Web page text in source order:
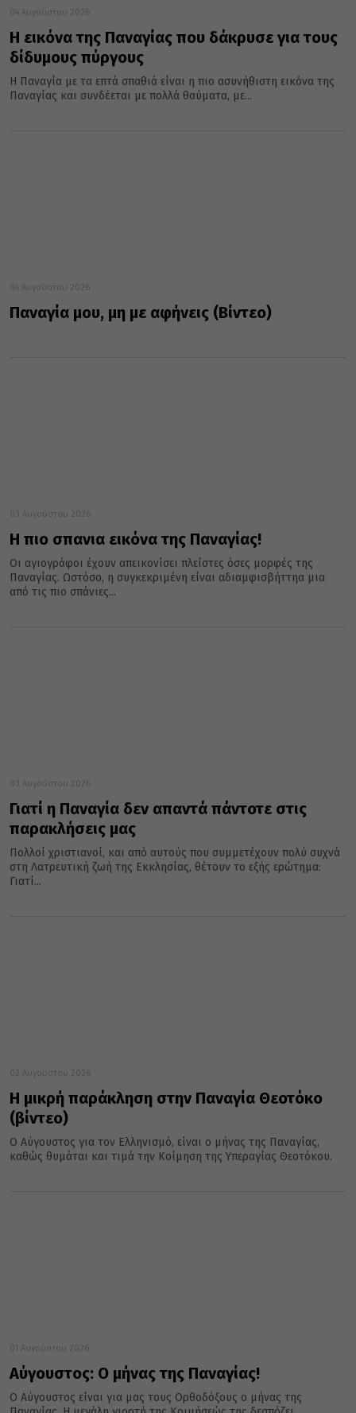
04 Αυγούστου 2026
Η εικόνα της Παναγίας που δάκρυσε για τους
δίδυμους πύργους
Η Παναγία με τα επτά σπαθιά είναι η πιο ασυνήθιστη εικόνα της
Παναγίας και συνδέεται με πολλά θαύματα, με...
04 Αυγούστου 2026
Παναγία μου, μη με αφήνεις (Βίντεο)
03 Αυγούστου 2026
Η πιο σπανια εικόνα της Παναγίας!
Οι αγιογράφοι έχουν απεικονίσει πλείστες όσες μορφές της
Παναγίας. Ωστόσο, η συγκεκριμένη είναι αδιαμφισβήττηα μια
από τις πιο σπάνιες...
03 Αυγούστου 2026
Γιατί η Παναγία δεν απαντά πάντοτε στις
παρακλήσεις μας
Πολλοί χριστιανοί, και από αυτούς που συμμετέχουν πολύ συχνά
στη Λατρευτική ζωή της Εκκλησίας, θέτουν το εξής ερώτημα:
Γιατί...
02 Αυγούστου 2026
Η μικρή παράκληση στην Παναγία Θεοτόκο
(βίντεο)
Ο Αύγουστος για τoν Ελληνισμό, είναι ο μήνας της Παναγίας,
καθώς θυμάται και τιμά την Κοίμηση της Υπεραγίας Θεοτόκου.
01 Αυγούστου 2026
Αύγουστος: Ο μήνας της Παναγίας!
Ο Αύγουστος είναι για μας τους Ορθοδόξους ο μήνας της